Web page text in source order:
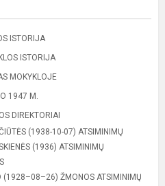
ISTORIJA
ISTORIJA
MOKYKLOJE
1947 M.
DIREKTORIAI
(1938-10-07) ATSIMINIMŲ
(1936) ATSIMINIMŲ
(1928–08–26) ŽMONOS ATSIMINIMŲ